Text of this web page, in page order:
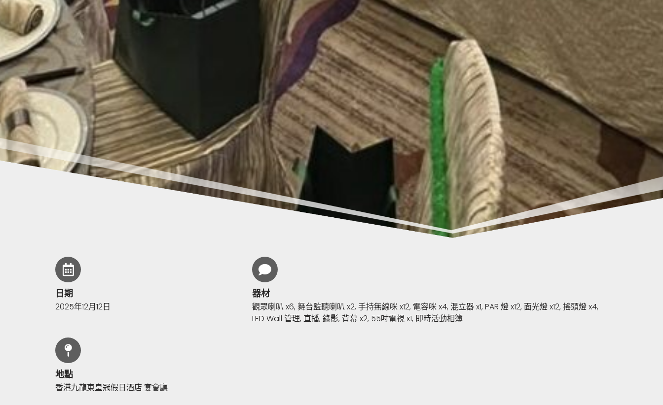
日期
2025年12月12日
地點
香港九龍東皇冠假日酒店 宴會廳
器材
觀眾喇叭 x6, 舞台監聽喇叭 x2, 手持無線咪 x12, 電容咪 x4, 混立器 x1, PAR 燈 x12, 面光燈 x12, 搖頭燈 x4,
LED Wall 管理, 直播, 錄影, 背幕 x2, 55吋電視 x1, 即時活動相簿